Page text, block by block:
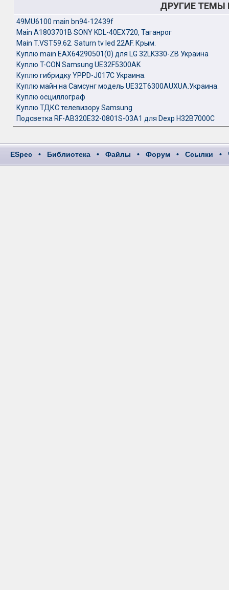
ДРУГИЕ ТЕМЫ
49MU6100 main bn94-12439f
Main A1803701B SONY KDL-40EX720, Таганрог
Main T.VST59.62. Saturn tv led 22AF. Крым.
Куплю main EAX64290501(0) для LG 32LK330-ZB Украина
Куплю T-CON Samsung UE32F5300AK
Куплю гибридку YPPD-J017C Украина.
Куплю майн на Самсунг модель UE32T6300AUXUA.Украина.
Куплю осциллограф
Куплю ТДКС телевизору Samsung
Подсветка RF-AB320E32-0801S-03A1 для Dexp H32B7000C
ESpec • Библиотека • Файлы • Форум • Ссылки •